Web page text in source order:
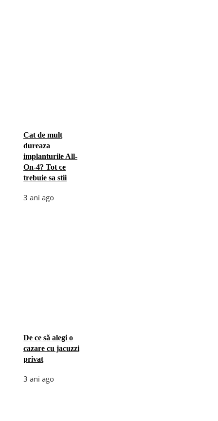
Cat de mult
dureaza
implanturile All-
On-4? Tot ce
trebuie sa stii
3 ani ago
De ce să alegi o
cazare cu jacuzzi
privat
3 ani ago